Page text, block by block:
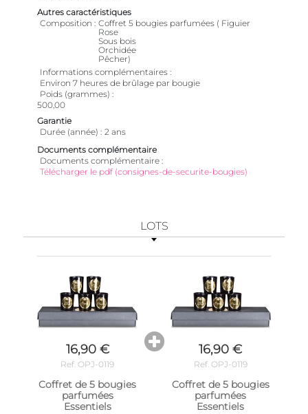
Autres caractéristiques
Composition
Coffret 5 bougies parfumées ( Figuier
Rose
Sous bois
Orchidée
Pêcher)
Informations complémentaires
Environ 7 heures de brûlage par bougie
Poids (grammes)
500,00
Garantie
Durée (année)
2 ans
Documents complémentaire
Documents complémentaire
Télécharger le pdf (consignes-de-securite-bougies)
LOTS
16,90 €
Ref. OPJ-0119
Coffret de 5 bougies
parfumées
Essentiels
16,90 €
Ref. OPJ-0119
Coffret de 5 bougies
parfumées
Essentiels